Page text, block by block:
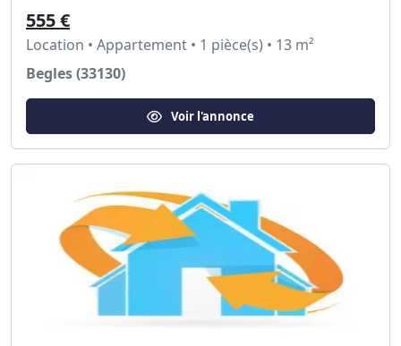
555 €
Location • Appartement • 1 pièce(s) • 13 m²
Begles (33130)
Voir l'annonce